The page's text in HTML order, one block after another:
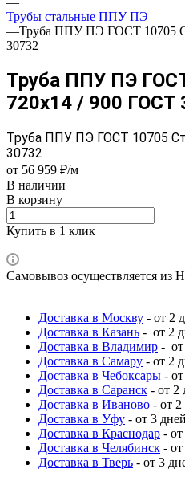
Трубы стальные ППУ ПЭ
—Труба ППУ ПЭ ГОСТ 10705
30732
Труба ППУ ПЭ
720x14 / 900 ГОСТ
Труба ППУ ПЭ ГОСТ 10705
30732
от 56 959 ₽/м
В наличии
В корзину
Купить в 1 клик
Самовывоз осуществляется из
Доставка в Москву - от 2
Доставка в Казань - от 2
Доставка в Владимир - от
Доставка в Самару - от 2
Доставка в Чебоксары -
Доставка в Саранск - от 2
Доставка в Иваново - от 2
Доставка в Уфу - от 3 дней
Доставка в Краснодар -
Доставка в Челябинск -
Доставка в Тверь - от 3